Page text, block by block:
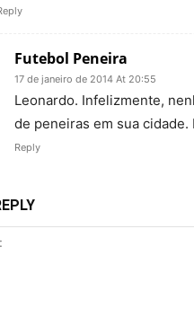
Futebol Peneira
17 de janeiro de 2014 At 20:55
Leonardo. Infelizmente,
de peneiras em sua cidade.
Reply